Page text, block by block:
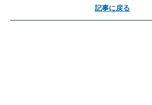
記事に戻る